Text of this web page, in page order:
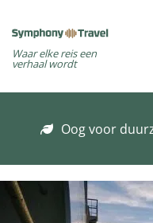
Waar elke reis een
verhaal wordt
Oog voor